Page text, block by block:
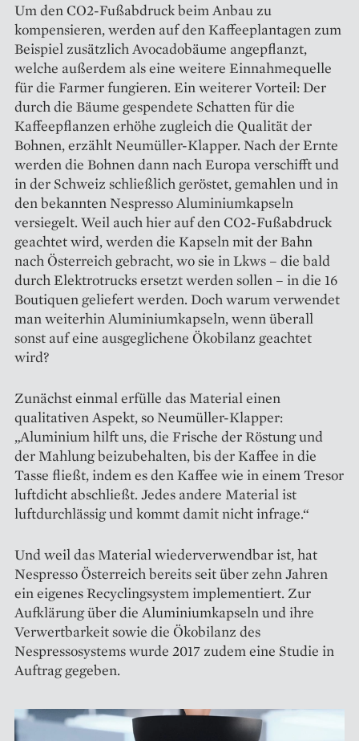
Um den CO2-Fußabdruck beim Anbau zu
kompensieren, werden auf den Kaffeeplantagen zum
Beispiel zusätzlich Avocadobäume angepflanzt,
welche außerdem als eine weitere Einnahmequelle
für die Farmer fungieren. Ein weiterer Vorteil: Der
durch die Bäume gespendete Schatten für die
Kaffeepflanzen erhöhe zugleich die Qualität der
Bohnen, erzählt Neumüller-Klapper. Nach der Ernte
werden die Bohnen dann nach Europa verschifft und
in der Schweiz schließlich geröstet, gemahlen und in
den bekannten Nespresso Aluminiumkapseln
versiegelt. Weil auch hier auf den CO2-Fußabdruck
geachtet wird, werden die Kapseln mit der Bahn
nach Österreich gebracht, wo sie in Lkws – die bald
durch Elektrotrucks ersetzt werden sollen – in die 16
Boutiquen geliefert werden. Doch warum verwendet
man weiterhin Aluminiumkapseln, wenn überall
sonst auf eine ausgeglichene Ökobilanz geachtet
wird?
Zunächst einmal erfülle das Material einen
qualitativen Aspekt, so Neumüller-Klapper:
„Aluminium hilft uns, die Frische der Röstung und
der Mahlung beizubehalten, bis der Kaffee in die
Tasse fließt, indem es den Kaffee wie in einem Tresor
luftdicht abschließt. Jedes andere Material ist
luftdurchlässig und kommt damit nicht infrage.“
Und weil das Material wiederverwendbar ist, hat
Nespresso Österreich bereits seit über zehn Jahren
ein eigenes Recyclingsystem implementiert. Zur
Aufklärung über die Aluminiumkapseln und ihre
Verwertbarkeit sowie die Ökobilanz des
Nespressosystems wurde 2017 zudem eine Studie in
Auftrag gegeben.